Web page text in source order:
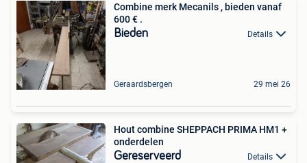
Combine merk Mecanils , bieden vanaf
600 € .
Bieden Details
Geraardsbergen 29 mei 26
Hout combine SHEPPACH PRIMA HM1 +
onderdelen
Gereserveerd Details